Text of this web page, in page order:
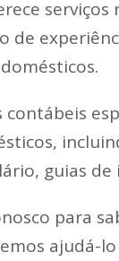
de
contábeis
guias
para
ajudá-